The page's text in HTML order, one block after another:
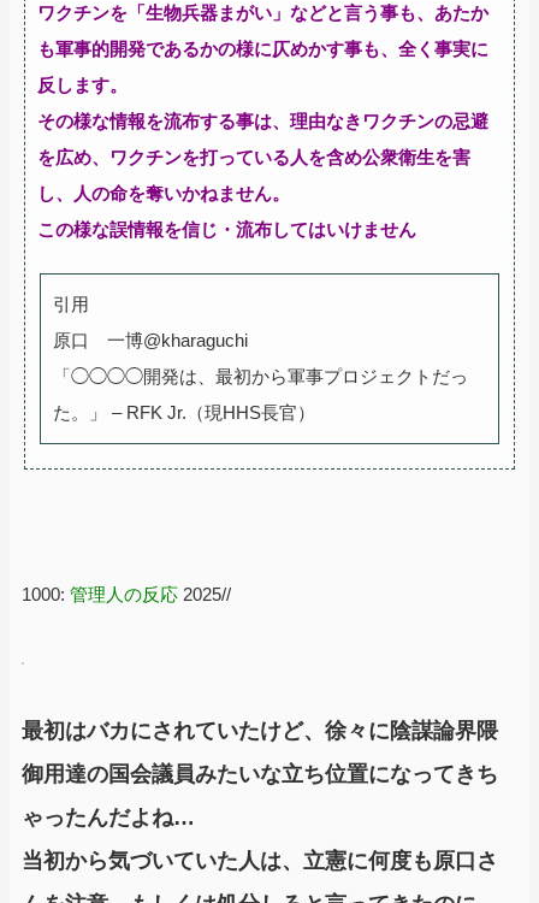
ワクチンを「生物兵器まがい」などと言う事も、あたか
も軍事的開発であるかの様に仄めかす事も、全く事実に
反します。
その様な情報を流布する事は、理由なきワクチンの忌避
を広め、ワクチンを打っている人を含め公衆衛生を害
し、人の命を奪いかねません。
この様な誤情報を信じ・流布してはいけません
引用
原口 一博@kharaguchi
「◯◯◯◯開発は、最初から軍事プロジェクトだっ
た。」 – RFK Jr.（現HHS長官）
1000: 管理人の反応 2025//
最初はバカにされていたけど、徐々に陰謀論界隈
御用達の国会議員みたいな立ち位置になってきち
ゃったんだよね…
当初から気づいていた人は、立憲に何度も原口さ